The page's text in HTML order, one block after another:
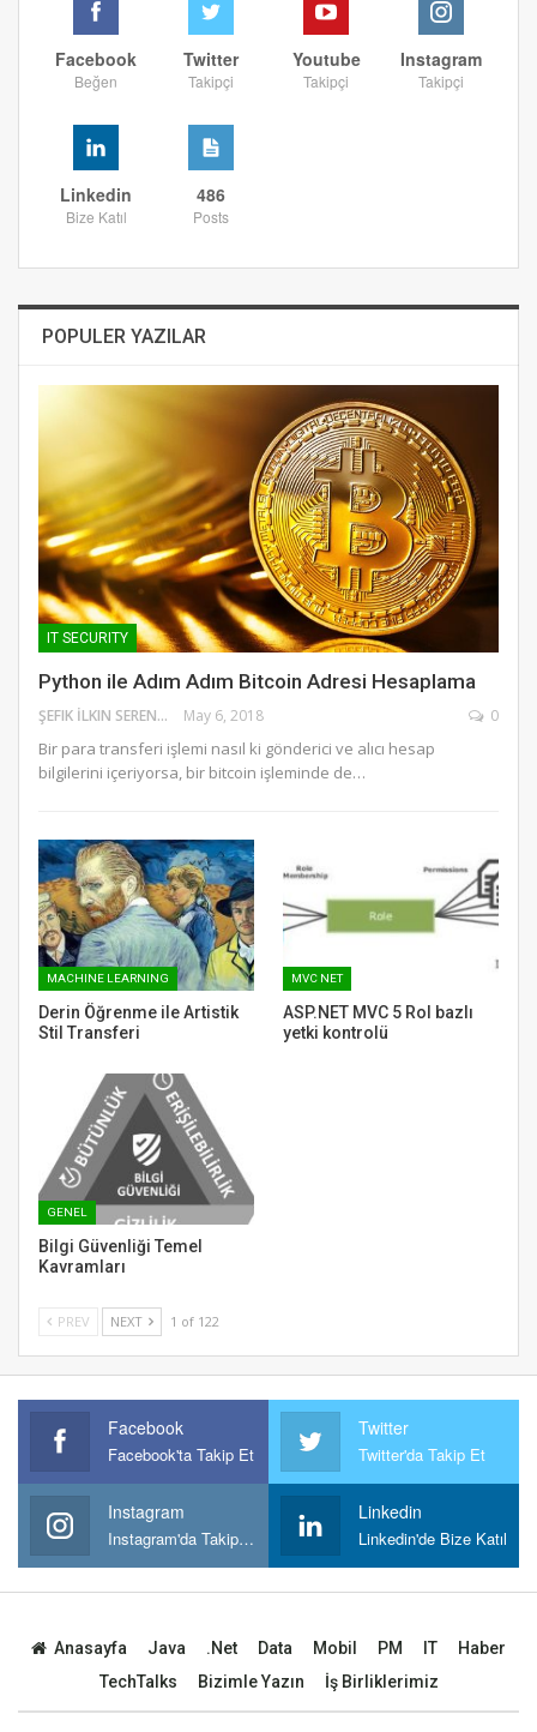
Facebook
Beğen
Twitter
Takipçi
Youtube
Takipçi
Instagram
Takipçi
Linkedin
Bize Katıl
486
Posts
POPULER YAZILAR
IT SECURITY
Python ile Adım Adım Bitcoin Adresi Hesaplama
ŞEFIK İLKIN SERENGIL May 6, 2018 0
Bir para transferi işlemi nasıl ki gönderici ve alıcı hesap
bilgilerini içeriyorsa, bir bitcoin işleminde de…
MACHINE LEARNING
Derin Öğrenme ile Artistik
Stil Transferi
MVC NET
ASP.NET MVC 5 Rol bazlı
yetki kontrolü
GENEL
Bilgi Güvenliği Temel
Kavramları
PREV NEXT 1 of 122
Facebook
Facebook'ta Takip Et
Twitter
Twitter'da Takip Et
Instagram
Instagram'da Takipt Et
Linkedin
Linkedin'de Bize Katıl
Anasayfa Java .Net Data Mobil PM IT
Haber
TechTalks
Bizimle Yazın İş Birliklerimiz